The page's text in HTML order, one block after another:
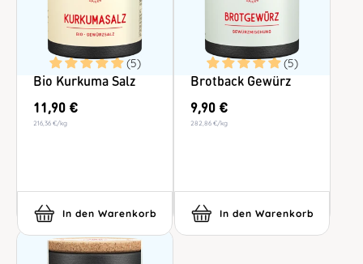
(5)
Bio Kurkuma Salz
11,90 €
216,36 €/kg
In den Warenkorb
(5)
Brotback Gewürz
9,90 €
282,86 €/kg
In den Warenkorb